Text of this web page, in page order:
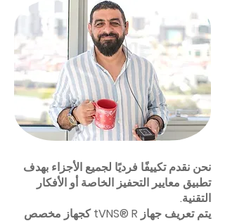
نحن نقدم تكييفًا فرديًا لجميع الأجزاء بهدف
تطبيق معايير التحفيز الخاصة أو الأفكار
التقنية.
يتم تعريف جهاز tVNS® R كجهاز مخصص